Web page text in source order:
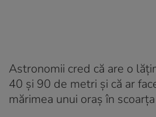
Astronomii cred că are o
40 și 90 de metri și că ar
mărimea unui oraș în